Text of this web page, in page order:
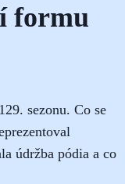
formu
sezonu. Co se
údržba pódia a co